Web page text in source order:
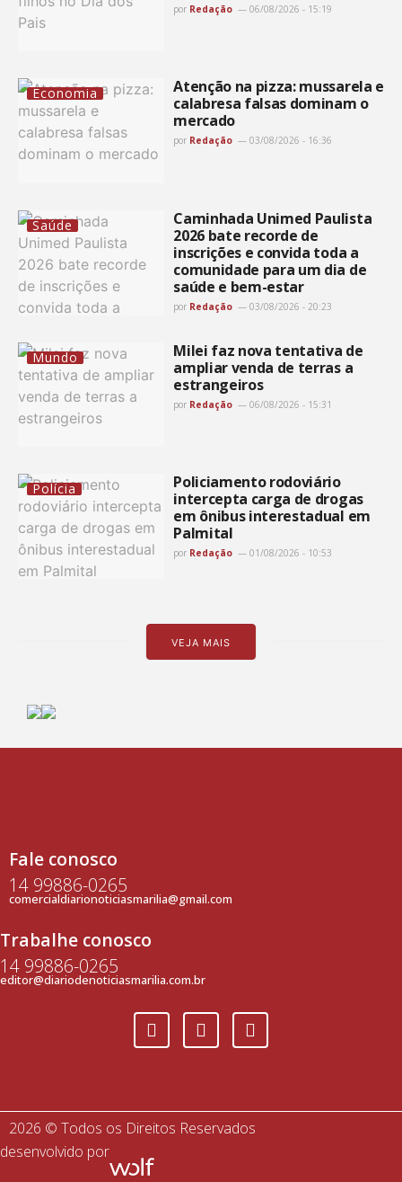
por Redação 06/08/2026 - 15:19
Economia
Atenção na pizza: mussarela e
calabresa falsas dominam o
mercado
por Redação 03/08/2026 - 16:36
Saúde
Caminhada Unimed Paulista
2026 bate recorde de
inscrições e convida toda a
comunidade para um dia de
saúde e bem-estar
por Redação 03/08/2026 - 20:23
Mundo
Milei faz nova tentativa de
ampliar venda de terras a
estrangeiros
por Redação 06/08/2026 - 15:31
Polícia
Policiamento rodoviário
intercepta carga de drogas
em ônibus interestadual em
Palmital
por Redação 01/08/2026 - 10:53
VEJA MAIS
Fale conosco
14 99886-0265
comercialdiarionoticiasmarilia@gmail.com
Trabalhe conosco
14 99886-0265
editor@diariodenoticiasmarilia.com.br
2026 © Todos os Direitos Reservados
desenvolvido por